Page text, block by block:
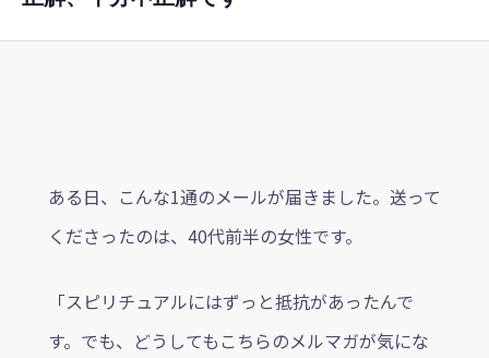
ある日、こんな1通のメールが届きました。送って
くださったのは、40代前半の女性です。
「スピリチュアルにはずっと抵抗があったんで
す。でも、どうしてもこちらのメルマガが気にな
よくあるご質問
各種お問い合わせ
プライバシーポリシー